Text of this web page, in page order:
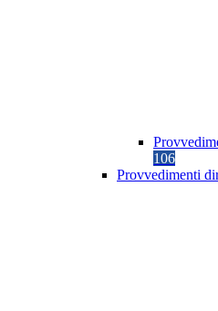
106
Provvedimenti